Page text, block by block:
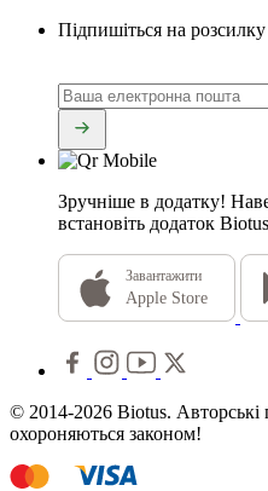
Підпишіться на розсилку
Зручніше в додатку!
встановіть додаток Biotus
Завантажити
Apple Store
© 2014-2026 Biotus. Авторські
охороняються законом!